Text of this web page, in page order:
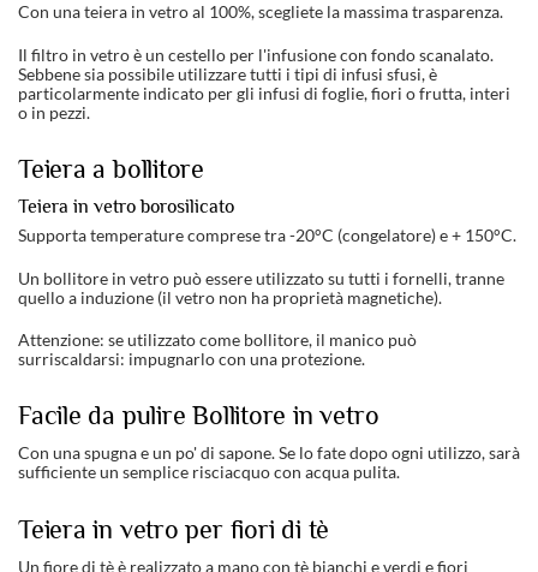
Con una teiera in vetro al 100%, scegliete la massima trasparenza.
Il filtro in vetro è un cestello per l'infusione con fondo scanalato.
Sebbene sia possibile utilizzare tutti i tipi di infusi sfusi, è
particolarmente indicato per gli infusi di foglie, fiori o frutta, interi
o in pezzi.
Teiera a bollitore
Teiera in vetro borosilicato
Supporta temperature comprese tra -20°C (congelatore) e + 150°C.
Un bollitore in vetro può essere utilizzato su tutti i fornelli, tranne
quello a induzione (il vetro non ha proprietà magnetiche).
Attenzione: se utilizzato come bollitore, il manico può
surriscaldarsi: impugnarlo con una protezione.
Facile da pulire Bollitore in vetro
Con una spugna e un po' di sapone. Se lo fate dopo ogni utilizzo, sarà
sufficiente un semplice risciacquo con acqua pulita.
Teiera in vetro per fiori di tè
Un fiore di tè è realizzato a mano con tè bianchi e verdi e fiori